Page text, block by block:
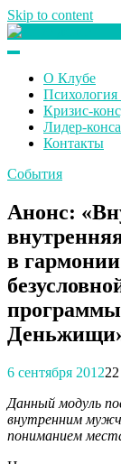
Skip to content
О Клубе
Психология
Кризис-
Лидер-
Контакты
События
Анонс:
в
6 сентября 2012
Данный модуль
внутренним
пониманием